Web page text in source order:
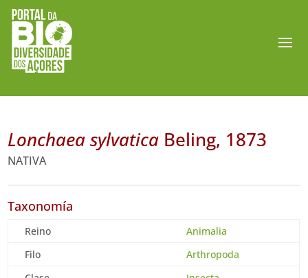
Lonchaea sylvatica Beling, 1873
NATIVA
Taxonomía
Reino
Animalia
Filo
Arthropoda